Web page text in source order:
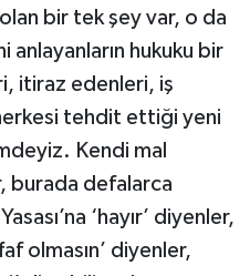
bir tek şey var, o da
hukuku bir
itiraz edenleri, iş
tehdit ettiği yeni
Kendi mal
burada defalarca
‘hayır’ diyenler,
olmasın’ diyenler,